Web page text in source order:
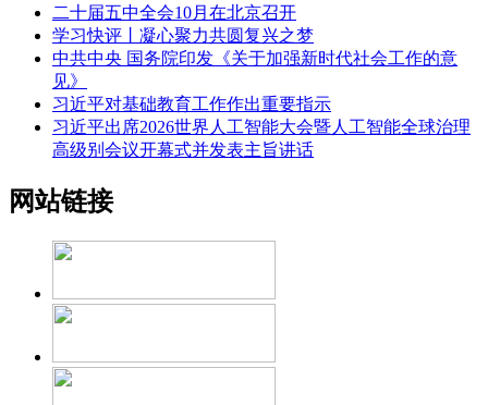
二十届五中全会10月在北京召开
学习快评丨凝心聚力共圆复兴之梦
中共中央 国务院印发《关于加强新时代社会工作的意
见》
习近平对基础教育工作作出重要指示
习近平出席2026世界人工智能大会暨人工智能全球治理
高级别会议开幕式并发表主旨讲话
网站链接